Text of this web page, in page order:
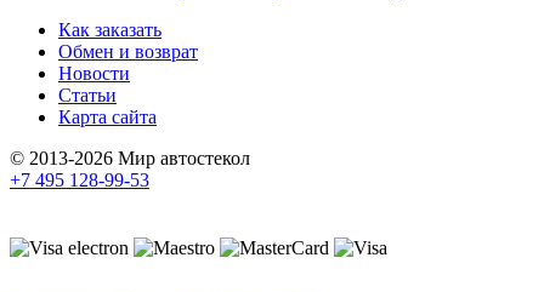
Как заказать
Обмен и возврат
Новости
Статьи
Карта сайта
© 2013-2026 Мир автостекол
+7 495 128-99-53